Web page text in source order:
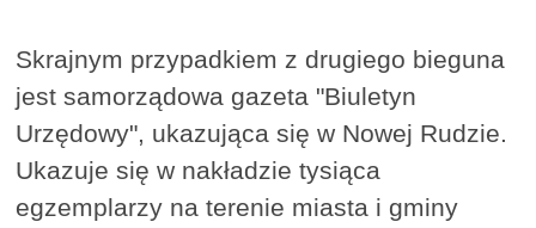
Skrajnym przypadkiem z drugiego bieguna
jest samorządowa gazeta "Biuletyn
Urzędowy", ukazująca się w Nowej Rudzie.
Ukazuje się w nakładzie tysiąca
egzemplarzy na terenie miasta i gminy